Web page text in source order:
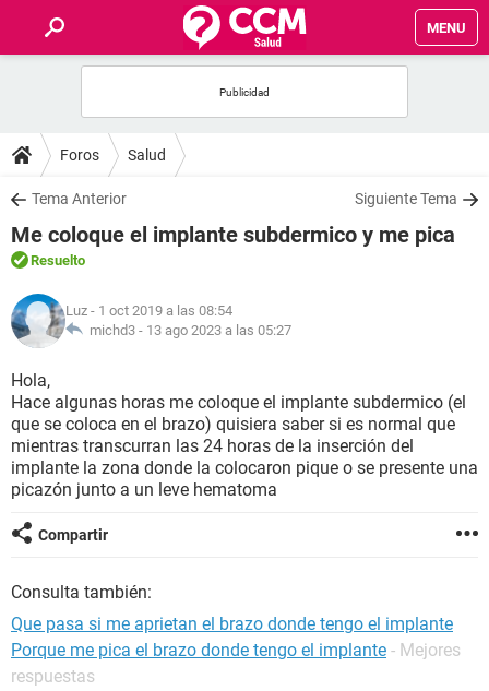
MENU
FOROS
SALUD
FAMILIA
NUTRICIÓN
SEXUALIDAD
GLOSARIO
Foros Salud
Tema Anterior Siguiente Tema
Me coloque el implante subdermico y me pica
Resuelto
Luz - 1 oct 2019 a las 08:54
michd3 - 13 ago 2023 a las 05:27
Hola,
Hace algunas horas me coloque el implante subdermico (el
que se coloca en el brazo) quisiera saber si es normal que
mientras transcurran las 24 horas de la inserción del
implante la zona donde la colocaron pique o se presente una
picazón junto a un leve hematoma
Compartir
Consulta también:
Que pasa si me aprietan el brazo donde tengo el implante
Porque me pica el brazo donde tengo el implante - Mejores
respuestas